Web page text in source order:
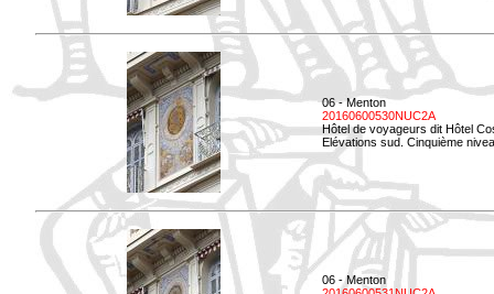
06 - Menton
20160600530NUC2A
Hôtel de voyageurs dit Hôtel
Elévations sud. Cinquième
06 - Menton